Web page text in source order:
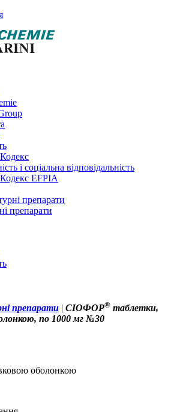
і соціальна відповідальність
EFPIA
препарати
препарати
препарати | СІОФОР® таблетки,
по 1000 мг №30
оболонкою